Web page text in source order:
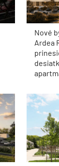
Nové
Ardea